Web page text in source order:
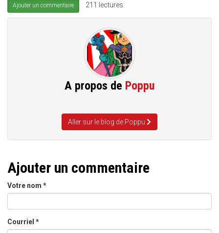
Ajouter un commentaire 211 lectures
A propos de Poppu
Aller sur le blog de Poppu
Ajouter un commentaire
Votre nom *
Courriel *